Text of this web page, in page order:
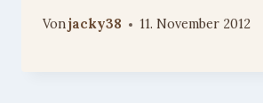
Vonjacky38 11. November 2012